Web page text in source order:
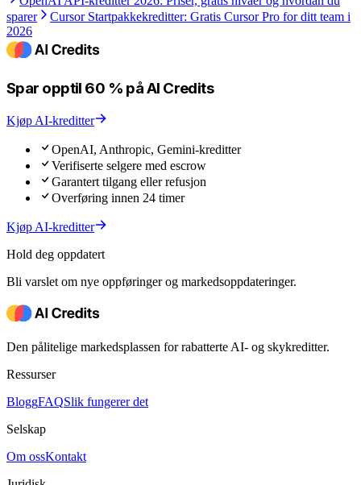
sparer
Cursor Startpakkekreditter: Gratis Cursor Pro for ditt team i
2026
Spar opptil 60 % på AI Credits
Kjøp AI-kreditter
OpenAI, Anthropic, Gemini-kreditter
Verifiserte selgere med escrow
Garantert tilgang eller refusjon
Overføring innen 24 timer
Kjøp AI-kreditter
Hold deg oppdatert
Bli varslet om nye oppføringer og markedsoppdateringer.
Den pålitelige markedsplassen for rabatterte AI- og skykreditter.
Ressurser
BloggFAQSlik fungerer det
Selskap
Om ossKontakt